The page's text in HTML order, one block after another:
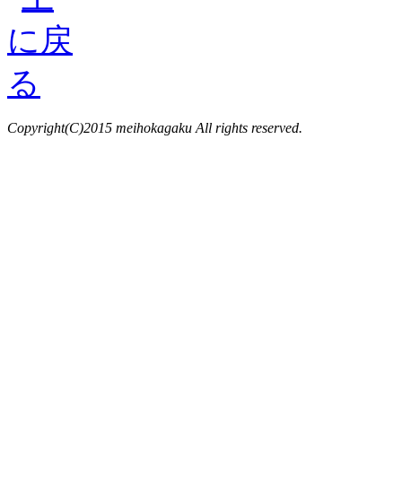
Copyright(C)2015 meihokagaku All rights reserved.